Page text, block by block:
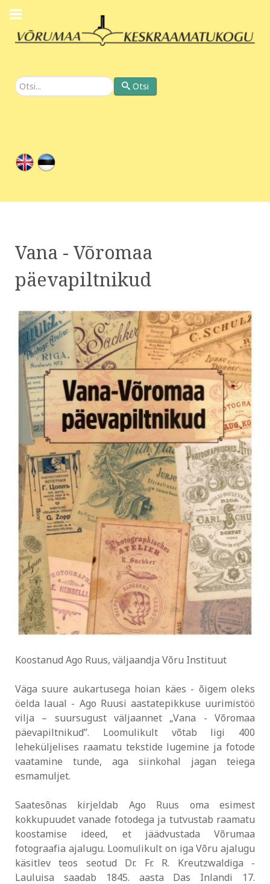
Otsi Otsi
Vana - Võromaa
päevapiltnikud
Koostanud Ago Ruus, väljaandja Võru Instituut
Väga suure aukartusega hoian käes - õigem oleks
öelda laual - Ago Ruusi aastatepikkuse uurimistöö
vilja – suursugust väljaannet „Vana - Võromaa
päevapiltnikud”. Loomulikult võtab ligi 400
leheküljelises raamatu tekstide lugemine ja fotode
vaatamine tunde, aga siinkohal jagan teiega
esmamuljet.
Saatesõnas kirjeldab Ago Ruus oma esimest
kokkupuudet vanade fotodega ja tutvustab raamatu
koostamise ideed, et jäädvustada Võrumaa
fotograafia ajalugu. Loomulikult on iga Võru ajalugu
käsitlev teos seotud Dr. Fr. R. Kreutzwaldiga -
Lauluisa saadab 1845. aasta Das Inlandi 17.